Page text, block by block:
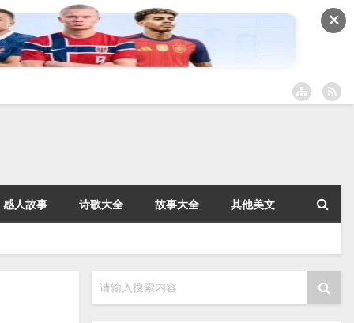
✕
感人故事 诗歌大全 故事大全 其他美文
请输入搜索内容